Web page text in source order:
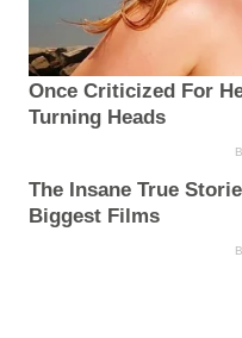
Once Criticized For
Turning Heads
The Insane True
Biggest Films